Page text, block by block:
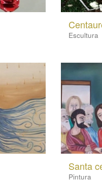
Escultura
Santa
Pintura